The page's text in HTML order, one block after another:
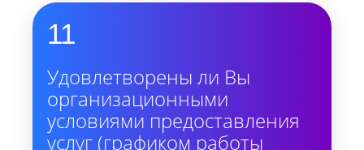
11
Удовлетворены ли Вы
организационными
условиями предоставления
услуг (графиком работы